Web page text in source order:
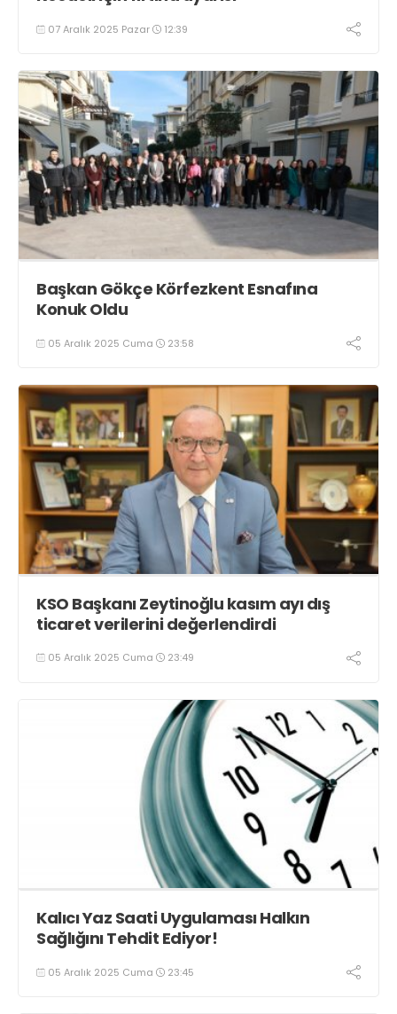
07 Aralık 2025 Pazar 12:39
Başkan Gökçe Körfezkent Esnafına
Konuk Oldu
05 Aralık 2025 Cuma 23:58
KSO Başkanı Zeytinoğlu kasım ayı dış
ticaret verilerini değerlendirdi
05 Aralık 2025 Cuma 23:49
Kalıcı Yaz Saati Uygulaması Halkın
Sağlığını Tehdit Ediyor!
05 Aralık 2025 Cuma 23:45